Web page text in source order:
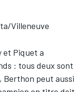
Villeneuve
et Piquet a
: tous deux sont
Berthon peut aussi